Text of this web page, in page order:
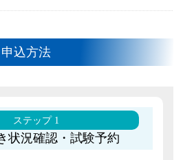
込方法
ステップ 1
状況確認・試験予約